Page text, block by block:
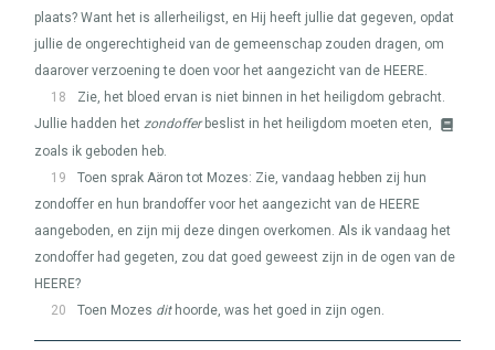
plaats? Want het is allerheiligst, en Hij heeft jullie dat gegeven, opdat
jullie de ongerechtigheid van de gemeenschap zouden dragen, om
daarover verzoening te doen voor het aangezicht van de HEERE.
18
Zie, het bloed ervan is niet binnen in het heiligdom gebracht.
Jullie hadden het zondofferbeslist in het heiligdom moeten eten,
zoals ik geboden heb.
19
Toen sprak Aäron tot Mozes: Zie, vandaag hebben zij hun
zondoffer en hun brandoffer voor het aangezicht van de HEERE
aangeboden, en zijn mij deze dingen overkomen. Als ik vandaag het
zondoffer had gegeten, zou dat goed geweest zijn in de ogen van de
HEERE?
20
Toen Mozes dithoorde, was het goed in zijn ogen.